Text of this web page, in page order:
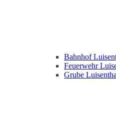
Bahnhof
Feuerwehr
Grube